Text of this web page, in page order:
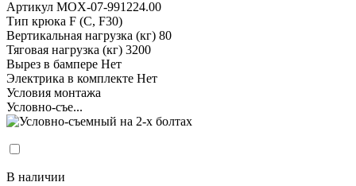
Артикул MOX-07-991224.00
Тип крюка F (C, F30)
Вертикальная нагрузка (кг) 80
Тяговая нагрузка (кг) 3200
Вырез в бампере Нет
Электрика в комплекте Нет
Условия монтажа
Условно-съе...
В наличии